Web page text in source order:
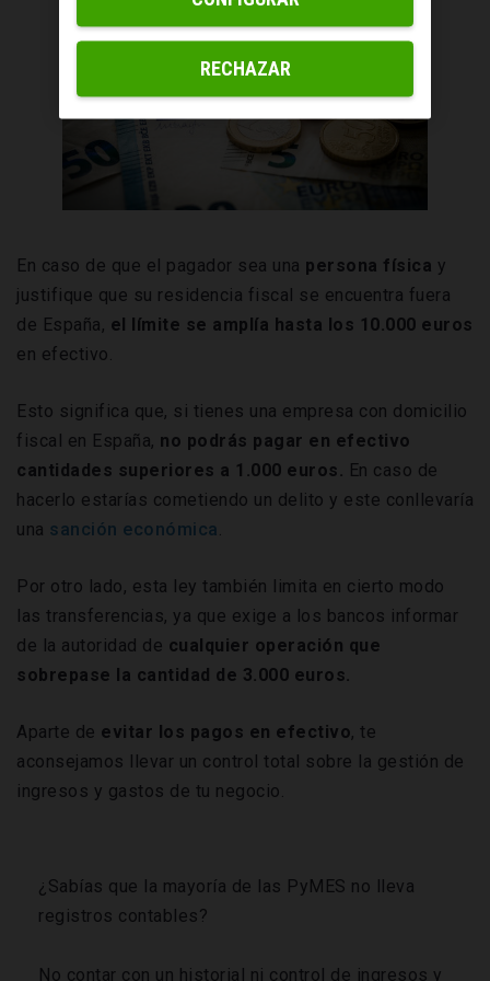
En caso de que el pagador sea una persona física y
justifique que su residencia fiscal se encuentra fuera
de España, el límite se amplía hasta los 10.000 euros
en efectivo.
Esto significa que, si tienes una empresa con domicilio
fiscal en España, no podrás pagar en efectivo
cantidades superiores a 1.000 euros. En caso de
hacerlo estarías cometiendo un delito y este conllevaría
una sanción económica.
Por otro lado, esta ley también limita en cierto modo
las transferencias, ya que exige a los bancos informar
de la autoridad de cualquier operación que
sobrepase la cantidad de 3.000 euros.
Aparte de evitar los pagos en efectivo, te
aconsejamos llevar un control total sobre la gestión de
ingresos y gastos de tu negocio.
¿Sabías que la mayoría de las PyMES no lleva
registros contables?
No contar con un historial ni control de ingresos y
RECHAZAR